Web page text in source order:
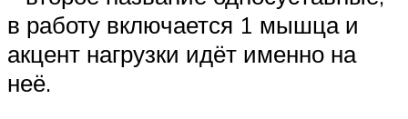
в работу включается 1 мышца и
акцент нагрузки идёт именно на
неё.